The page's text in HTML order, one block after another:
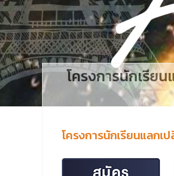
โครงการนักเรีย
โครงการนักเรียนแลกเ